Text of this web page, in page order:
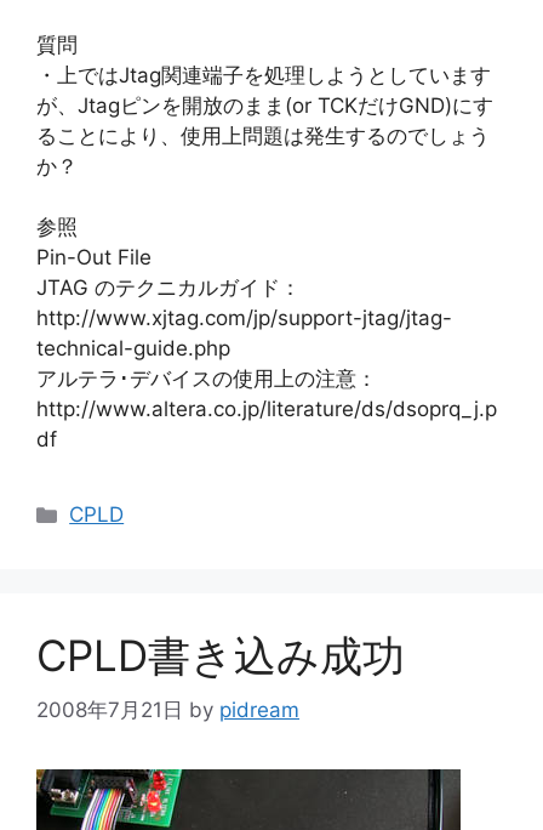
質問
・上ではJtag関連端子を処理しようとしています
が、Jtagピンを開放のまま(or TCKだけGND)にす
ることにより、使用上問題は発生するのでしょう
か？
参照
Pin-Out File
JTAG のテクニカルガイド：
http://www.xjtag.com/jp/support-jtag/jtag-
technical-guide.php
アルテラ･デバイスの使用上の注意：
http://www.altera.co.jp/literature/ds/dsoprq_j.p
df
カ
CPLD
CPLD書き込み成功
2008年7月21日 by pidream